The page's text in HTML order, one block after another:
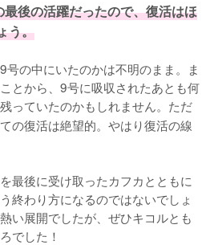
後の活躍だったので、復活はほ
う。
の中にいたのかは不明のまま。ま
とから、9号に吸収されたあとも何
っていたのかもしれません。ただ
の復活は絶望的。やはり復活の線
最後に受け取ったカフカとともに
終わり方になるのではないでしょ
い展開でしたが、ぜひキコルとも
でした！